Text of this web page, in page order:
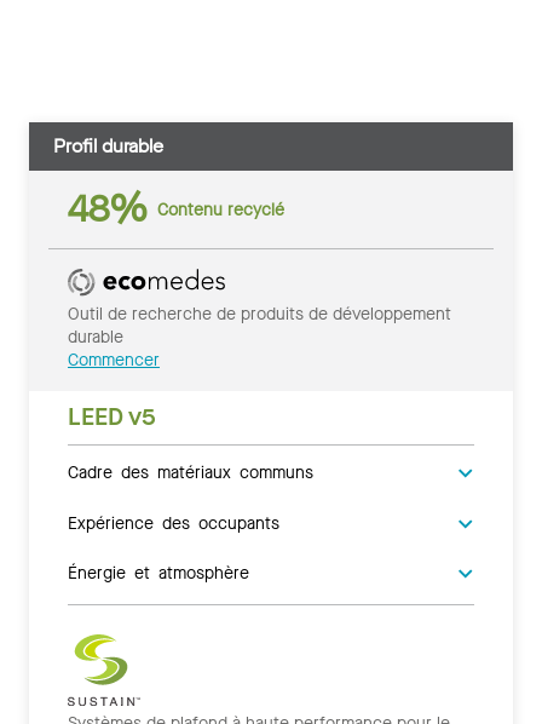
Profil durable
48% Contenu recyclé
Outil de recherche de produits de développement
durable
Commencer
LEED v5
Cadre des matériaux communs
Expérience des occupants
Énergie et atmosphère